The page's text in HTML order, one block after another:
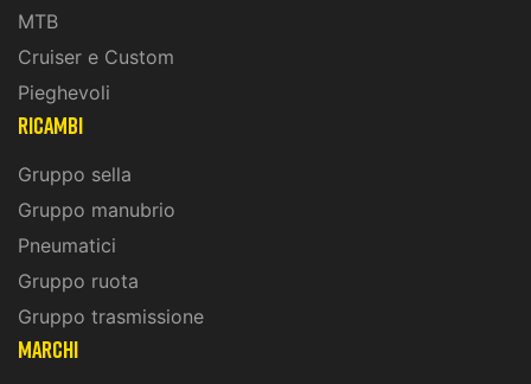
MTB
Cruiser e Custom
Pieghevoli
ricambi
Gruppo sella
Gruppo manubrio
Pneumatici
Gruppo ruota
Gruppo trasmissione
marchi